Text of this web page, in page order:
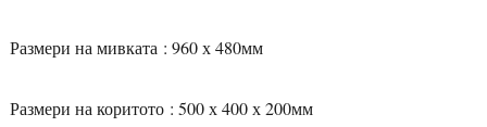
Размери на мивката : 960 х 480мм
Размери на коритото : 500 х 400 х 200мм